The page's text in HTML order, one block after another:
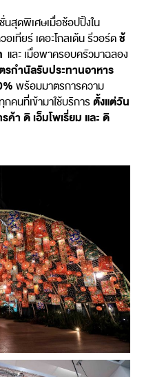
นสุดพิเศษเมื่อช้อปปิ้งใน
เทียร์ เดอะโกลเด้น รีวอร์ดช้
และ เมื่อพาครอบครัวมาฉลอง
กำนัลรับประทานอาหาร
% พร้อมมาตรการความ
คนที่เข้ามาใช้บริการตั้งแต่วัน
า ดิ เอ็มโพเรี่ยม และ ดิ